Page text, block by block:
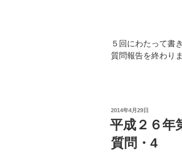
５回にわたって
質問報告を終わりま
投
稿
日:
2014年4月29日
平成２６年
質問・4